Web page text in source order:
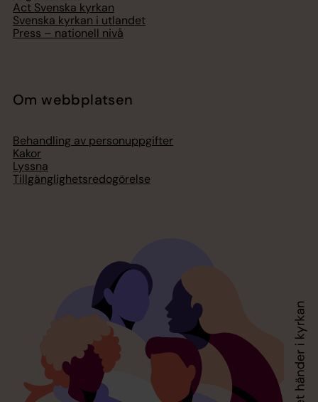
Act Svenska kyrkan
Svenska kyrkan i utlandet
Press – nationell nivå
Om webbplatsen
Behandling av personuppgifter
Kakor
Lyssna
Tillgänglighetsredogörelse